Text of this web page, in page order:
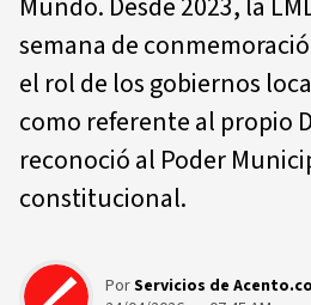
semana de
el rol de los gobiernos
como referente al propio
reconoció al Poder
constitucional.
PorServicios de